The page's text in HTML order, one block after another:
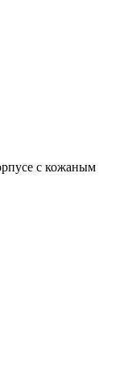
с кожаным